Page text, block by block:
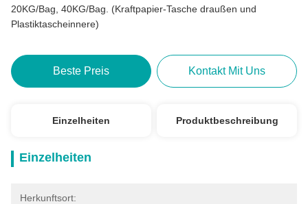
20KG/Bag, 40KG/Bag. (Kraftpapier-Tasche draußen und
Plastiktascheinnere)
Beste Preis Kontakt Mit Uns
Einzelheiten Produktbeschreibung
Einzelheiten
Herkunftsort: